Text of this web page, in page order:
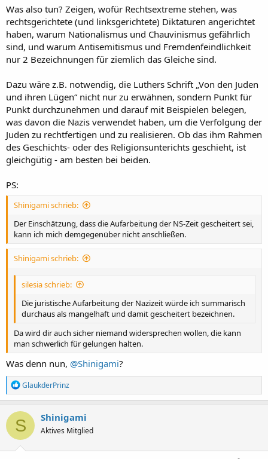
Was also tun? Zeigen, wofür Rechtsextreme stehen, was
rechtsgerichtete (und linksgerichtete) Diktaturen angerichtet
haben, warum Nationalismus und Chauvinismus gefährlich
sind, und warum Antisemitismus und Fremdenfeindlichkeit
nur 2 Bezeichnungen für ziemlich das Gleiche sind.
Dazu wäre z.B. notwendig, die Luthers Schrift „Von den Juden
und ihren Lügen“ nicht nur zu erwähnen, sondern Punkt für
Punkt durchzunehmen und darauf mit Beispielen belegen,
was davon die Nazis verwendet haben, um die Verfolgung der
Juden zu rechtfertigen und zu realisieren. Ob das ihm Rahmen
des Geschichts- oder des Religionsunterichts geschieht, ist
gleichgütig - am besten bei beiden.
PS:
Shinigami schrieb:
Der Einschätzung, dass die Aufarbeitung der NS-Zeit gescheitert sei,
kann ich mich demgegenüber nicht anschließen.
Shinigami schrieb:
silesia schrieb:
Die juristische Aufarbeitung der Nazizeit würde ich summarisch
durchaus als mangelhaft und damit gescheitert bezeichnen.
Da wird dir auch sicher niemand widersprechen wollen, die kann
man schwerlich für gelungen halten.
Was denn nun, @Shinigami?
R
e
a
k
t
i
o
n
GlaukderPrinz
S Shinigami
Aktives Mitglied